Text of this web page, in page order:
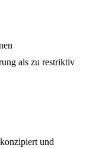
als zu restriktiv
und